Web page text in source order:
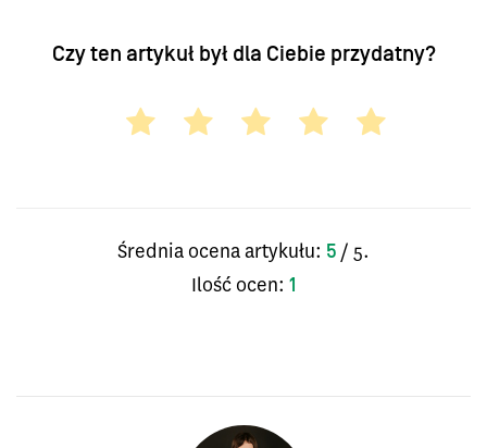
Czy ten artykuł był dla Ciebie przydatny?
Średnia ocena artykułu: 5 / 5.
Ilość ocen: 1